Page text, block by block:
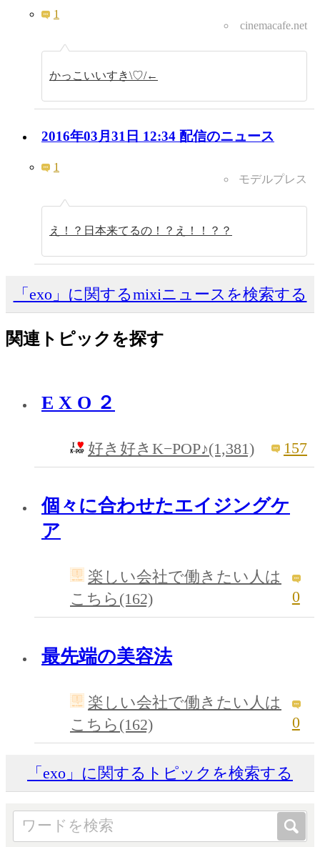
1
cinemacafe.net
かっこいいすき\♡/←
2016年03月31日 12:34 配信のニュース
1
モデルプレス
え！？日本来てるの！？え！！？？
「exo」に関するmixiニュースを検索する
関連トピックを探す
E X O ２
好き好きK−POP♪(1,381) 157
個々に合わせたエイジングケ
ア
楽しい会社で働きたい人は
こちら(162)
0
最先端の美容法
楽しい会社で働きたい人は
こちら(162)
0
「exo」に関するトピックを検索する